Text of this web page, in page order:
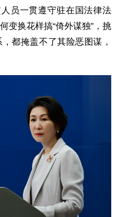
员一贯遵守驻在国法律法
变换花样搞“倚外谋独”，挑
都掩盖不了其险恶图谋，